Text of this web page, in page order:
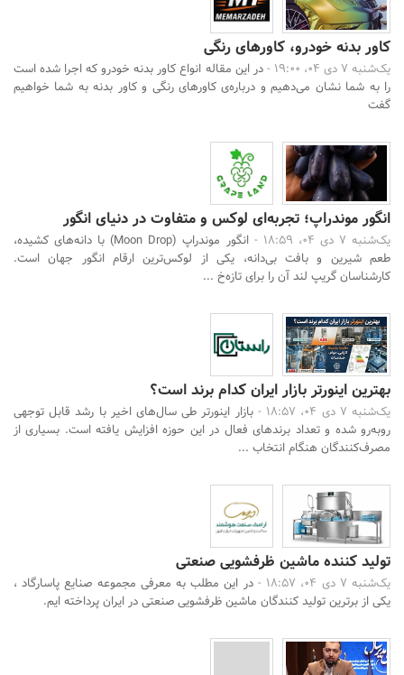
کاور بدنه خودرو، کاورهای رنگی
یک‌شنبه 7 دی 04، 19:00 -
در این مقاله انواع کاور بدنه خودرو که اجرا شده است
را به شما نشان می‌دهیم و درباره‌ی کاورهای رنگی و کاور بدنه به شما خواهیم
گفت
انگور موندراپ؛ تجربه‌ای لوکس و متفاوت در دنیای انگور
یک‌شنبه 7 دی 04، 18:59 -
انگور موندراپ (Moon Drop) با دانه‌های کشیده،
طعم شیرین و بافت بی‌دانه، یکی از لوکس‌ترین ارقام انگور جهان است.
کارشناسان گریپ لند آن را برای تازه‌خ ...
بهترین اینورتر بازار ایران کدام برند است؟
یک‌شنبه 7 دی 04، 18:57 -
بازار اینورتر طی سال‌های اخیر با رشد قابل توجهی
روبه‌رو شده و تعداد برندهای فعال در این حوزه افزایش یافته است. بسیاری از
مصرف‌کنندگان هنگام انتخاب ...
تولید کننده ماشین ظرفشویی صنعتی
یک‌شنبه 7 دی 04، 18:57 -
در این مطلب به معرفی مجموعه صنایع پاسارگاد ،
یکی از برترین تولید کنندگان ماشین ظرفشویی صنعتی در ایران پرداخته ایم.